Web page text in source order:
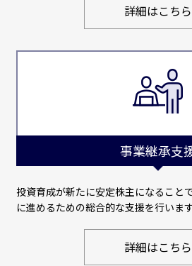
詳細はこちら
事業継承支
投資育成が新たに安定株主になること
に進めるための総合的な支援を行います
詳細はこちら